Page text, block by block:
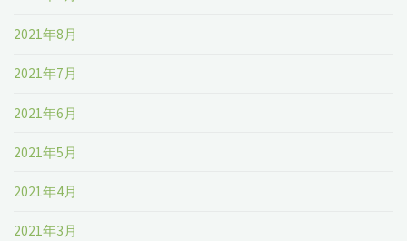
2021年8月
2021年7月
2021年6月
2021年5月
2021年4月
2021年3月